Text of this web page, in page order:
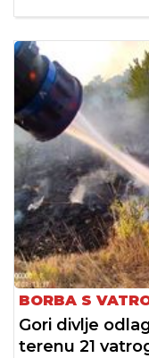
BORBA S
Gori divlje
terenu 21